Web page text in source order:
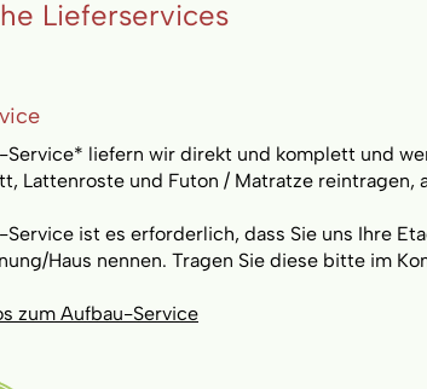
Lieferservices
Service* liefern wir direkt und komplett und
Lattenroste und Futon / Matratze reintragen,
ist es erforderlich, dass Sie uns Ihre
Haus nennen. Tragen Sie diese bitte im
zum Aufbau-Service